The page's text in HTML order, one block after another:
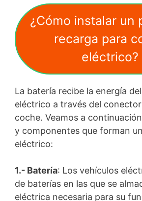
¿Cómo instalar un
recarga para
eléctrico?
La batería recibe la energía
eléctrico a través del
coche. Veamos a
y componentes que forman
eléctrico:
1.- Batería: Los vehículos
de baterías en las que se
eléctrica necesaria para su